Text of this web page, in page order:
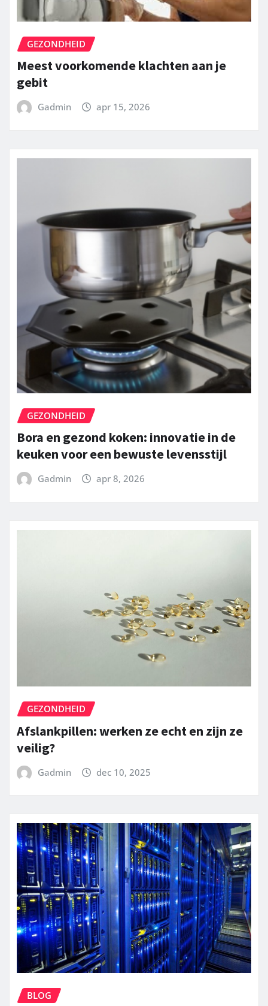
GEZONDHEID
Meest voorkomende klachten aan je
gebit
Gadmin apr 15, 2026
GEZONDHEID
Bora en gezond koken: innovatie in de
keuken voor een bewuste levensstijl
Gadmin apr 8, 2026
GEZONDHEID
Afslankpillen: werken ze echt en zijn ze
veilig?
Gadmin dec 10, 2025
BLOG